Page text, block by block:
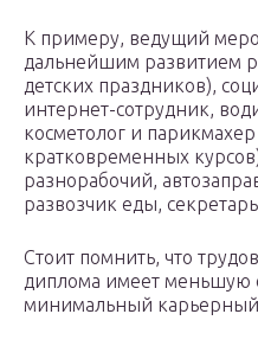
К примеру, ведущий
дальнейшим развитием
детских праздников),
интернет-сотрудник,
косметолог и
кратковременных
разнорабочий,
развозчик еды,
Стоит помнить, что
диплома имеет меньшую
минимальный карьерный